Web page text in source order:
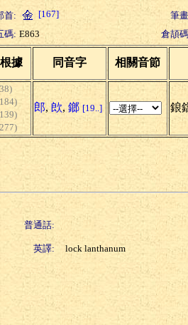
首: [167]
筆
碼: E863 倉頡
根據 同音字 相關音節
郎, 欴, 鎯 [19..] 鋃
普通話:
英譯: lock lanthanum